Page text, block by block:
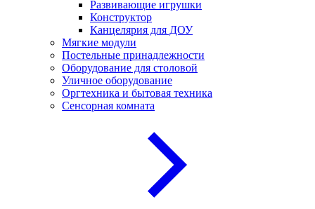
Развивающие игрушки
Конструктор
Канцелярия для ДОУ
Мягкие модули
Постельные принадлежности
Оборудование для столовой
Уличное оборудование
Оргтехника и бытовая техника
Сенсорная комната